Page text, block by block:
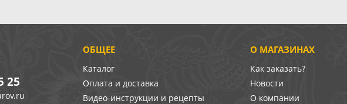
О МАГАЗИНАХ
Как заказать?
Новости
О компании
ОБЩЕЕ
Каталог
Оплата и доставка
Видео-инструкции и рецепты
25